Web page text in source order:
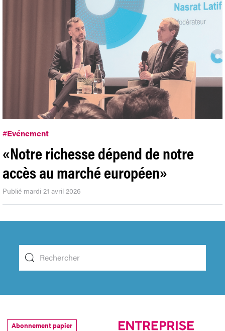
#Evénement
«Notre richesse dépend de notre
accès au marché européen»
Publié mardi 21 avril 2026
Abonnement papier